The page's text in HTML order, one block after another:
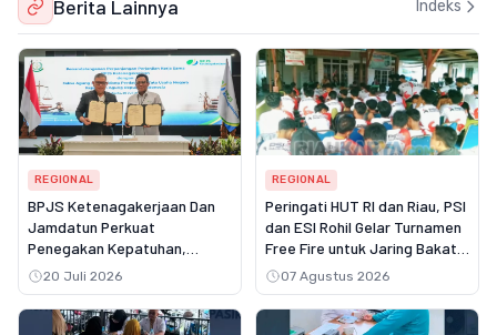
Berita Lainnya Indeks
REGIONAL
BPJS Ketenagakerjaan Dan
Jamdatun Perkuat
Penegakan Kepatuhan,
Pastikan Hak Pekerja Atas
Jaminan Sosial Terpenuhi
20 Juli 2026
REGIONAL
Peringati HUT RI dan Riau, PSI
dan ESI Rohil Gelar Turnamen
Free Fire untuk Jaring Bakat
Muda07 Agustus 2026